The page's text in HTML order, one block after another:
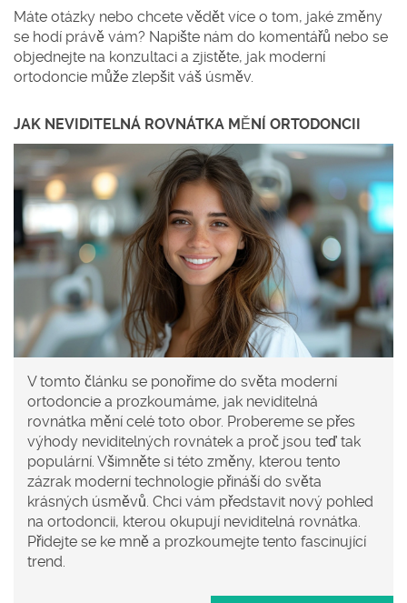
Máte otázky nebo chcete vědět více o tom, jaké změny
se hodí právě vám? Napište nám do komentářů nebo se
objednejte na konzultaci a zjistěte, jak moderní
ortodoncie může zlepšit váš úsměv.
JAK NEVIDITELNÁ ROVNÁTKA MĚNÍ ORTODONCII
V tomto článku se ponoříme do světa moderní
ortodoncie a prozkoumáme, jak neviditelná
rovnátka mění celé toto obor. Probereme se přes
výhody neviditelných rovnátek a proč jsou teď tak
populární. Všimněte si této změny, kterou tento
zázrak moderní technologie přináší do světa
krásných úsměvů. Chci vám představit nový pohled
na ortodoncii, kterou okupují neviditelná rovnátka.
Přidejte se ke mně a prozkoumejte tento fascinující
trend.